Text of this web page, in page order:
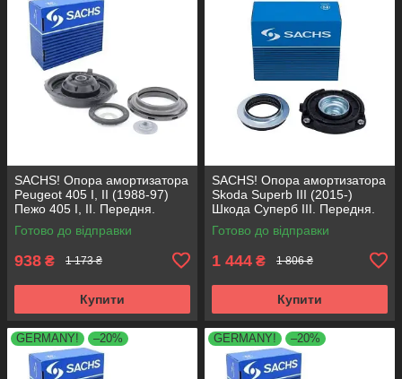
SACHS! Опора амортизатора
Peugeot 405 I, II (1988-97)
Пежо 405 I, II. Передня.
SM1553 , 803023 , KB659.36 ,
VKDA35336
Готово до відправки
938 ₴ 1 173 ₴
Купити
SACHS! Опора амортизатора
Skoda Superb III (2015-)
Шкода Суперб III. Передня.
803024 , KB657.27 ,
VKDA35167
Готово до відправки
1 444 ₴ 1 806 ₴
Купити
GERMANY! –20% GERMANY! –20%